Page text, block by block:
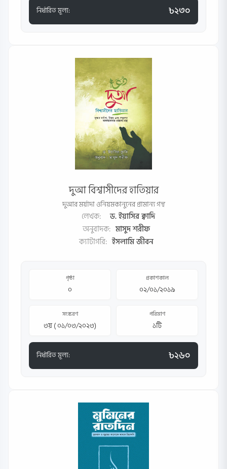
নির্ধারিত মূল্য: ৳২৩০
দুআ বিশ্বাসীদের হাতিয়ার
দুআর মর্য়াদা ওনিয়মকানুনের প্রামান্য গন্থ
লেখক:
ড. ইয়াসির ক্বাদি
অনুবাদক: মাসুদ শরীফ
ক্যাটাগরি: ইসলামি জীবন
পৃষ্ঠা
০
প্রকাশকাল
০২/০১/২০১৯
সংস্করণ
৩য় ( ০১/০৩/২০২৩)
পরিমাণ
১টি
নির্ধারিত মূল্য: ৳২৬০